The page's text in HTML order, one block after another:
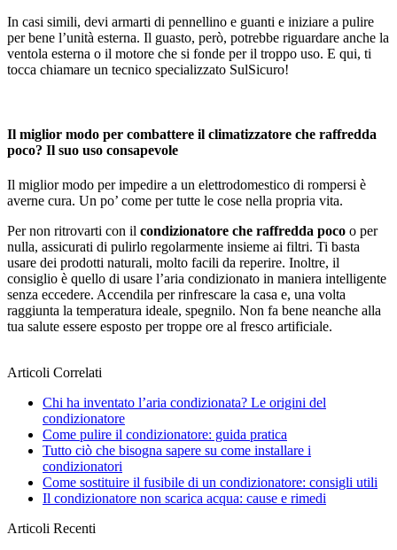
In casi simili, devi armarti di pennellino e guanti e iniziare a pulire
per bene l’unità esterna. Il guasto, però, potrebbe riguardare anche la
ventola esterna o il motore che si fonde per il troppo uso. E qui, ti
tocca chiamare un tecnico specializzato SulSicuro!
Il miglior modo per combattere il climatizzatore che raffredda
poco? Il suo uso consapevole
Il miglior modo per impedire a un elettrodomestico di rompersi è
averne cura. Un po’ come per tutte le cose nella propria vita.
Per non ritrovarti con il condizionatore che raffredda poco o per
nulla, assicurati di pulirlo regolarmente insieme ai filtri. Ti basta
usare dei prodotti naturali, molto facili da reperire. Inoltre, il
consiglio è quello di usare l’aria condizionato in maniera intelligente
senza eccedere. Accendila per rinfrescare la casa e, una volta
raggiunta la temperatura ideale, spegnilo. Non fa bene neanche alla
tua salute essere esposto per troppe ore al fresco artificiale.
Articoli Correlati
Chi ha inventato l’aria condizionata? Le origini del
condizionatore
Come pulire il condizionatore: guida pratica
Tutto ciò che bisogna sapere su come installare i
condizionatori
Come sostituire il fusibile di un condizionatore: consigli utili
Il condizionatore non scarica acqua: cause e rimedi
Articoli Recenti